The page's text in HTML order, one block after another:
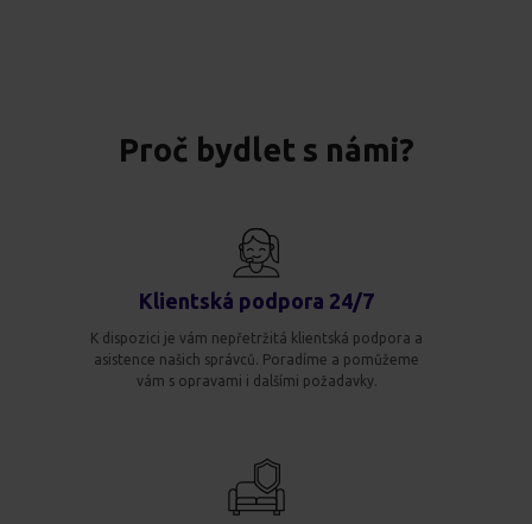
Proč bydlet s námi?
Klientská podpora 24/7
K dispozici je vám nepřetržitá klientská podpora a
asistence našich správců. Poradíme a pomůžeme
vám s opravami i dalšími požadavky.